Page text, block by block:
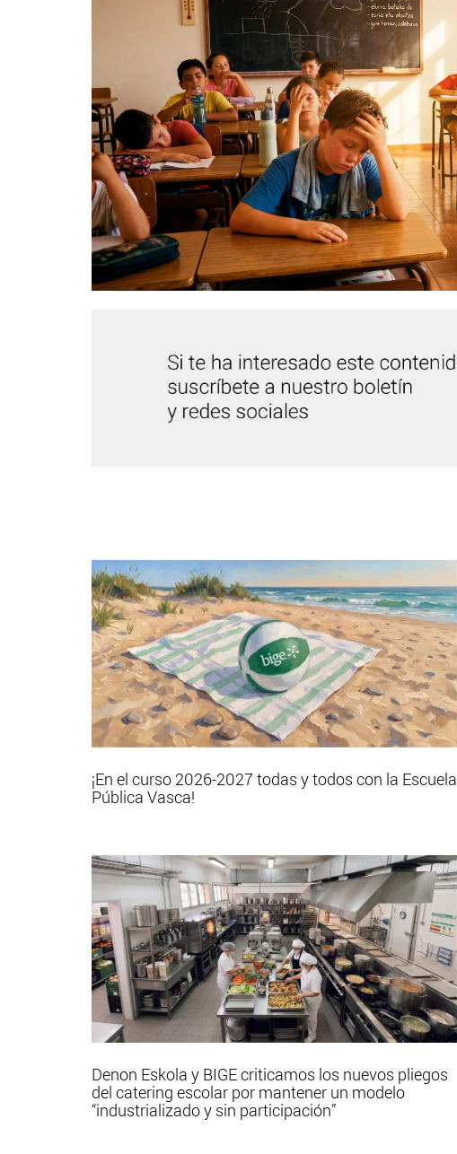
¡En el curso 2026-2027 todas y todos con la Escuela
Pública Vasca!
Denon Eskola y BIGE criticamos los nuevos pliegos
del catering escolar por mantener un modelo
“industrializado y sin participación”